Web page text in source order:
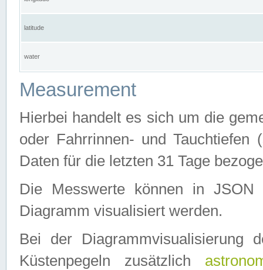
latitude
water
Measurement
Hierbei handelt es sich um die
oder Fahrrinnen- und Tauchtiefen
Daten für die letzten 31 Tage
Die Messwerte können in
Diagramm visualisiert werden.
Bei der Diagrammvisualisierung
Küstenpegeln zusätzlich